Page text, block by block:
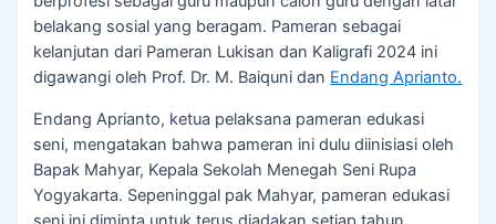
belakang sosial yang beragam. Pameran sebagai
kelanjutan dari Pameran Lukisan dan Kaligrafi 2024 ini
digawangi oleh Prof. Dr. M. Baiquni dan Endang Aprianto.
Endang Aprianto, ketua pelaksana pameran edukasi
seni, mengatakan bahwa pameran ini dulu diinisiasi oleh
Bapak Mahyar, Kepala Sekolah Menegah Seni Rupa
Yogyakarta. Sepeninggal pak Mahyar, pameran edukasi